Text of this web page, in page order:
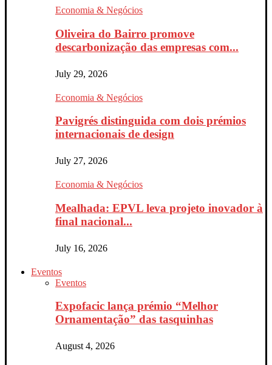
Economia & Negócios
Oliveira do Bairro promove
descarbonização das empresas com...
July 29, 2026
Economia & Negócios
Pavigrés distinguida com dois prémios
internacionais de design
July 27, 2026
Economia & Negócios
Mealhada: EPVL leva projeto inovador à
final nacional...
July 16, 2026
Eventos
Eventos
Expofacic lança prémio “Melhor
Ornamentação” das tasquinhas
August 4, 2026